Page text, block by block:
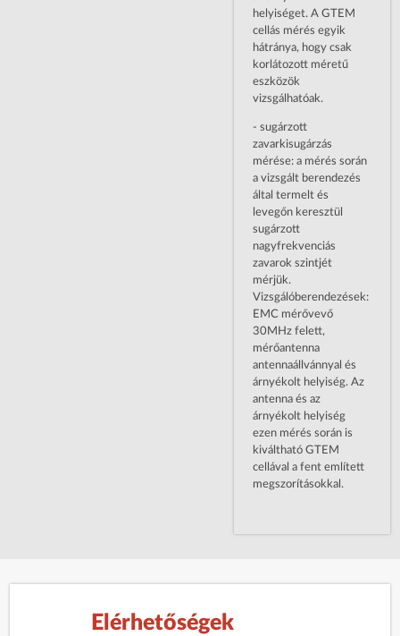
helyiséget. A GTEM
cellás mérés egyik
hátránya, hogy csak
korlátozott méretű
eszközök
vizsgálhatóak.
- sugárzott
zavarkisugárzás
mérése: a mérés során
a vizsgált berendezés
által termelt és
levegőn keresztül
sugárzott
nagyfrekvenciás
zavarok szintjét
mérjük.
Vizsgálóberendezések:
EMC mérővevő
30MHz felett,
mérőantenna
antennaállvánnyal és
árnyékolt helyiség. Az
antenna és az
árnyékolt helyiség
ezen mérés során is
kiváltható GTEM
cellával a fent említett
megszorításokkal.
Elérhetőségek